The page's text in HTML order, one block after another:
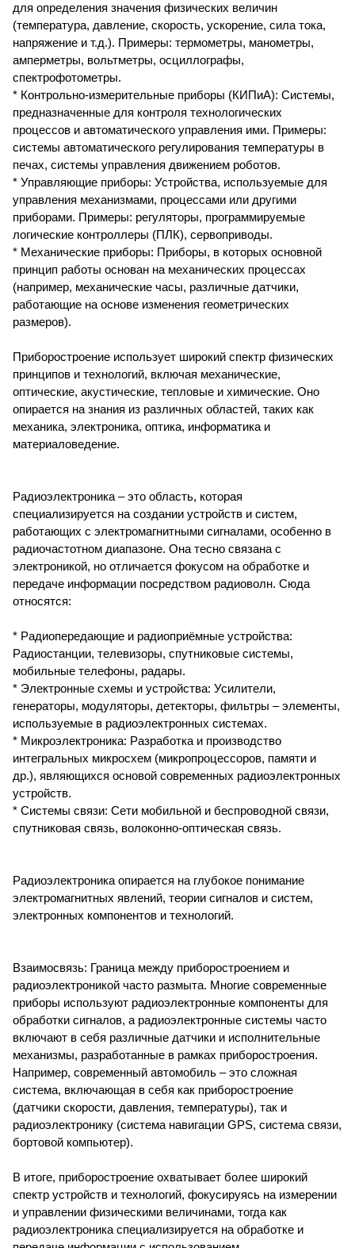
для определения значения физических величин
(температура, давление, скорость, ускорение, сила тока,
напряжение и т.д.). Примеры: термометры, манометры,
амперметры, вольтметры, осциллографы,
спектрофотометры.
* Контрольно-измерительные приборы (КИПиА): Системы,
предназначенные для контроля технологических
процессов и автоматического управления ими. Примеры:
системы автоматического регулирования температуры в
печах, системы управления движением роботов.
* Управляющие приборы: Устройства, используемые для
управления механизмами, процессами или другими
приборами. Примеры: регуляторы, программируемые
логические контроллеры (ПЛК), сервоприводы.
* Механические приборы: Приборы, в которых основной
принцип работы основан на механических процессах
(например, механические часы, различные датчики,
работающие на основе изменения геометрических
размеров).
Приборостроение использует широкий спектр физических
принципов и технологий, включая механические,
оптические, акустические, тепловые и химические. Оно
опирается на знания из различных областей, таких как
механика, электроника, оптика, информатика и
материаловедение.
Радиоэлектроника – это область, которая
специализируется на создании устройств и систем,
работающих с электромагнитными сигналами, особенно в
радиочастотном диапазоне. Она тесно связана с
электроникой, но отличается фокусом на обработке и
передаче информации посредством радиоволн. Сюда
относятся:
* Радиопередающие и радиоприёмные устройства:
Радиостанции, телевизоры, спутниковые системы,
мобильные телефоны, радары.
* Электронные схемы и устройства: Усилители,
генераторы, модуляторы, детекторы, фильтры – элементы,
используемые в радиоэлектронных системах.
* Микроэлектроника: Разработка и производство
интегральных микросхем (микропроцессоров, памяти и
др.), являющихся основой современных радиоэлектронных
устройств.
* Системы связи: Сети мобильной и беспроводной связи,
спутниковая связь, волоконно-оптическая связь.
Радиоэлектроника опирается на глубокое понимание
электромагнитных явлений, теории сигналов и систем,
электронных компонентов и технологий.
Взаимосвязь: Граница между приборостроением и
радиоэлектроникой часто размыта. Многие современные
приборы используют радиоэлектронные компоненты для
обработки сигналов, а радиоэлектронные системы часто
включают в себя различные датчики и исполнительные
механизмы, разработанные в рамках приборостроения.
Например, современный автомобиль – это сложная
система, включающая в себя как приборостроение
(датчики скорости, давления, температуры), так и
радиоэлектронику (система навигации GPS, система связи,
бортовой компьютер).
В итоге, приборостроение охватывает более широкий
спектр устройств и технологий, фокусируясь на измерении
и управлении физическими величинами, тогда как
радиоэлектроника специализируется на обработке и